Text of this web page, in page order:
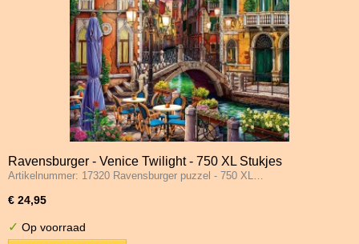
Ravensburger - Venice Twilight - 750 XL Stukjes
Artikelnummer: 17320 Ravensburger puzzel - 750 XL…
€ 24,95
✓ Op voorraad